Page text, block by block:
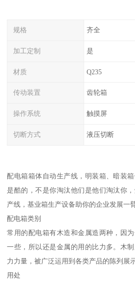
规格 齐全
加工定制 是
材质 Q235
传动装置 齿轮箱
操作系统 触摸屏
切断方式 液压切断
配电箱箱体自动生产线，明装箱、暗装
是酷的，不是你淘汰他们是他们淘汰你
产线，基业箱生产设备助你的企业发展一
配电箱类别
常用的配电箱有木造和金属造两种，因
一些，所以还是金属的用的比力多。木
力力量，被广泛运用到各类产品的陈列展示
用处